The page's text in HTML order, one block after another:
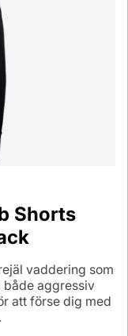
Shorts
vaddering som
aggressiv
att förse dig med